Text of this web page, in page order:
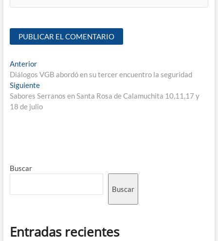
Anterior
Diálogos VGB abordó en su tercer encuentro la seguridad
Siguiente
Sabores Serranos en Santa Rosa de Calamuchita 10,11,17 y
18 de julio
Buscar
Buscar
Entradas recientes